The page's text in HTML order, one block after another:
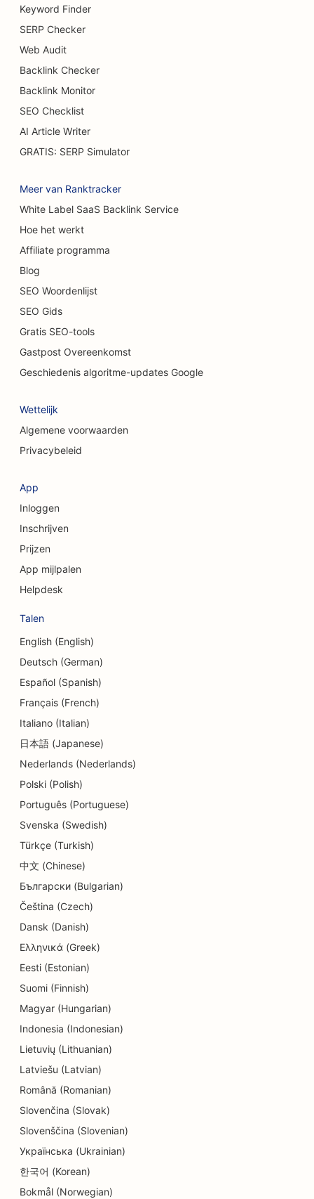
SEO voor borstvergrotingsdiensten
SEO voor buffetrestaurants
SEO voor brandwondenchirurgen
SEO voor cafés
SEO voor casual restaurants
SEO voor wasstraten
SEO voor autodealers
SEO voor schoonmaakdiensten
SEO voor chiropractors
SEO voor kattencafés
SEO voor kledingwinkels
SEO voor craniofaciale chirurgen
SEO voor coffeeshops
SEO voor kredietinstellingen
SEO voor delicatessenzaken
SEO voor schuldbemiddelingsdiensten
SEO voor valutawisseldiensten
SEO voor dermabrasiediensten
SEO voor kinderdagverblijven
SEO voor tandheelkundige klinieken
SEO voor detailwinkels
SEO voor cupcakewinkels
SEO voor onderwijs en kinderopvang
SEO voor elektriciens
SEO voor stomerijen
SEO voor elektronicawinkels
SEO voor ingenieursbureaus
SEO voor amusement en recreatie
SEO voor Escape Rooms
EO voor etnische restaurants
SEO voor boerderij-keukenrestaurants
SEO voor faceliftdiensten
SEO voor familierestaurants
Keyword Finder
SERP Checker
Web Audit
Backlink Checker
Backlink Monitor
SEO Checklist
AI Article Writer
GRATIS: SERP Simulator
Meer van Ranktracker
White Label SaaS Backlink Service
Hoe het werkt
Affiliate programma
Blog
SEO Woordenlijst
SEO Gids
Gratis SEO-tools
Gastpost Overeenkomst
Geschiedenis algoritme-updates Google
Wettelijk
Algemene voorwaarden
Privacybeleid
App
Inloggen
Inschrijven
Prijzen
App mijlpalen
Helpdesk
Talen
English (English)
Deutsch (German)
Español (Spanish)
Français (French)
Italiano (Italian)
日本語 (Japanese)
Nederlands (Nederlands)
Polski (Polish)
Português (Portuguese)
Svenska (Swedish)
Türkçe (Turkish)
中文 (Chinese)
Български (Bulgarian)
Čeština (Czech)
Dansk (Danish)
Ελληνικά (Greek)
Eesti (Estonian)
Suomi (Finnish)
Magyar (Hungarian)
Indonesia (Indonesian)
Lietuvių (Lithuanian)
Latviešu (Latvian)
Română (Romanian)
Slovenčina (Slovak)
Slovenščina (Slovenian)
Українська (Ukrainian)
한국어 (Korean)
Bokmål (Norwegian)